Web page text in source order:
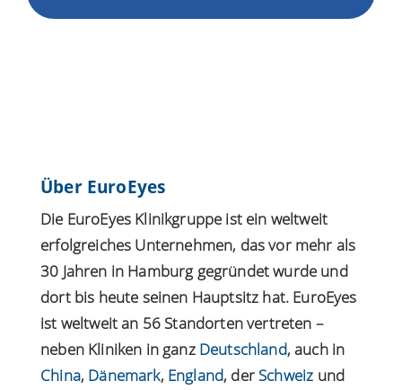
Über EuroEyes
Die EuroEyes Klinikgruppe ist ein weltweit
erfolgreiches Unternehmen, das vor mehr als
30 Jahren in Hamburg gegründet wurde und
dort bis heute seinen Hauptsitz hat. EuroEyes
ist weltweit an 56 Standorten vertreten –
neben Kliniken in ganz Deutschland, auch in
China, Dänemark, England, der Schweiz und